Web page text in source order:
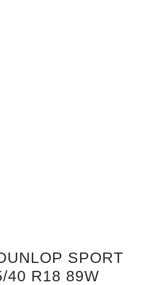
SPORT
40 R18 89W